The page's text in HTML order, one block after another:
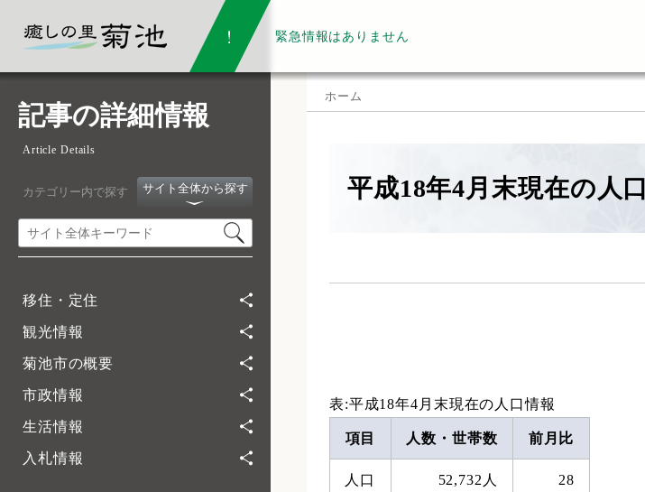
緊急情報はありません
記事の詳細情報
Article Details
カテゴリー内で探す サイト全体から探す
移住・定住
観光情報
菊池市の概要
市政情報
生活情報
入札情報
ホーム
平成18年4月末現在の人口
表:平成18年4月末現在の人口情報
項目
人数・世帯数 前月比
人口 52,732人 28